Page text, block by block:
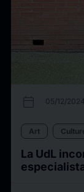
calendar_today 05/12/2024
Art
La UdL